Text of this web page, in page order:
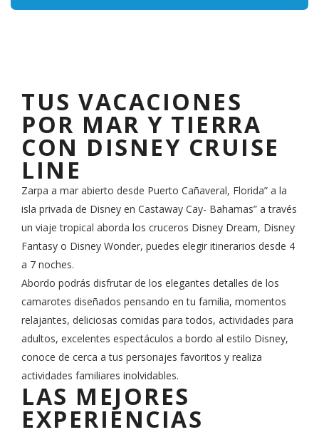
TUS VACACIONES
POR MAR Y TIERRA
CON DISNEY CRUISE
LINE
Zarpa a mar abierto desde Puerto Cañaveral, Florida” a la
isla privada de Disney en Castaway Cay- Bahamas” a través
un viaje tropical aborda los cruceros Disney Dream, Disney
Fantasy o Disney Wonder, puedes elegir itinerarios desde 4
a 7 noches.
Abordo podrás disfrutar de los elegantes detalles de los
camarotes diseñados pensando en tu familia, momentos
relajantes, deliciosas comidas para todos, actividades para
adultos, excelentes espectáculos a bordo al estilo Disney,
conoce de cerca a tus personajes favoritos y realiza
actividades familiares inolvidables.
LAS MEJORES
EXPERIENCIAS